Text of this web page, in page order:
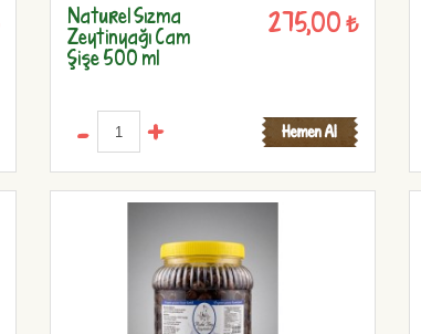
Naturel Sızma
Zeytinyağı Cam
Şişe 500 ml
275,00 ₺
- +